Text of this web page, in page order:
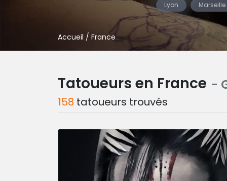
Lyon Marseille
Accueil / France
Tatoueurs en France -
158 tatoueurs trouvés